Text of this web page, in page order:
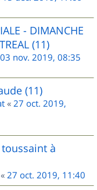
- DIMANCHE
(11)
03 nov. 2019, 08:35
(11)
« 27 oct. 2019,
à
« 27 oct. 2019, 11:40